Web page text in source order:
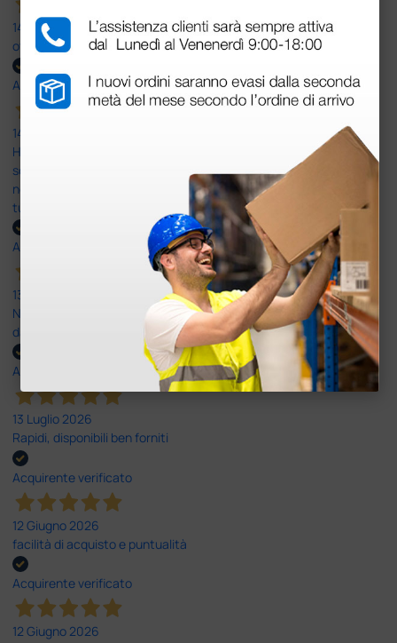
14 Luglio 2026
ottima
Acquirente verificato
14 Luglio 2026
Ho acquistato un ecografo da Doctor Shop e sono rimasto molto
soddisfatto dell'esperienza. Apparecchiatura di qualità, consegna
nei tempi previsti e un servizio clienti disponibile che ha risposto a
tutti i miei dubbi prima dell'acquisto. Consigliato
Acquirente verificato
13 Luglio 2026
Nulla da eccepire. Tutto estremamente chiaro e corretto,
dall’ordine alla consegna.
Acquirente verificato
13 Luglio 2026
Rapidi, disponibili ben forniti
Acquirente verificato
12 Giugno 2026
facilità di acquisto e puntualità
Acquirente verificato
12 Giugno 2026